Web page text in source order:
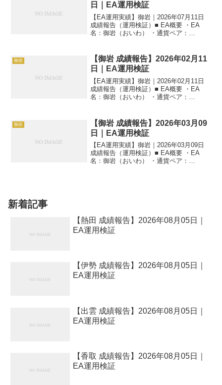
日｜EA運用検証
【EA運用実績】御岩｜2026年07月11日
成績報告（運用検証）■ EA概要 ・EA
名：御岩（おいわ） ・通貨ペア：
日の運用成績【M1】 ・当日損...
御岩
【御岩 成績報告】2026年02月11
日｜EA運用検証
【EA運用実績】御岩｜2026年02月11日
成績報告（運用検証）■ EA概要 ・EA
名：御岩（おいわ） ・通貨ペア：
日の運用成績【M1】 ・当日損...
御岩
【御岩 成績報告】2026年03月09
日｜EA運用検証
【EA運用実績】御岩｜2026年03月09日
成績報告（運用検証）■ EA概要 ・EA
名：御岩（おいわ） ・通貨ペア：
新着記事
【熱田 成績報告】2026年08月05日｜
EA運用検証
【伊勢 成績報告】2026年08月05日｜
EA運用検証
【出雲 成績報告】2026年08月05日｜
EA運用検証
【香取 成績報告】2026年08月05日｜
EA運用検証